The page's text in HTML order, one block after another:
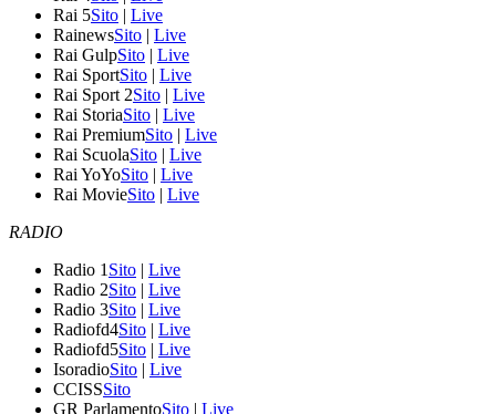
Rai 5Sito | Live
RainewsSito | Live
Rai GulpSito | Live
Rai SportSito | Live
Rai Sport 2Sito | Live
Rai StoriaSito | Live
Rai PremiumSito | Live
Rai ScuolaSito | Live
Rai YoYoSito | Live
Rai MovieSito | Live
RADIO
Radio 1 Sito | Live
Radio 2Sito | Live
Radio 3Sito | Live
Radiofd4Sito | Live
Radiofd5Sito | Live
IsoradioSito | Live
CCISSSito
GR ParlamentoSito | Live